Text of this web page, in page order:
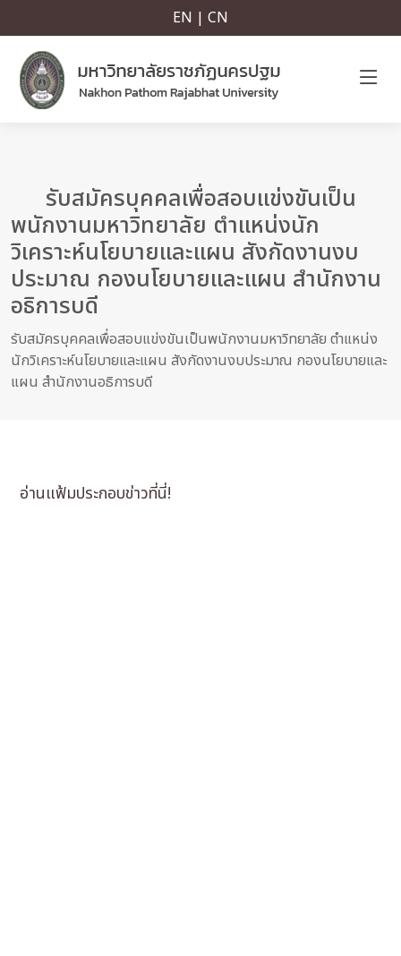
EN | CN
รับสมัครบุคคลเพื่อสอบแข่งขันเป็น
พนักงานมหาวิทยาลัย ตำแหน่งนัก
วิเคราะห์นโยบายและแผน สังกัดงานงบ
ประมาณ กองนโยบายและแผน สำนักงาน
อธิการบดี
รับสมัครบุคคลเพื่อสอบแข่งขันเป็นพนักงานมหาวิทยาลัย ตำแหน่ง
นักวิเคราะห์นโยบายและแผน สังกัดงานงบประมาณ กองนโยบายและ
แผน สำนักงานอธิการบดี
อ่านแฟ้มประกอบข่าวที่นี่!